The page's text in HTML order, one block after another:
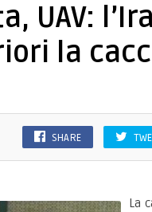
UAV:
la
SHARE
La